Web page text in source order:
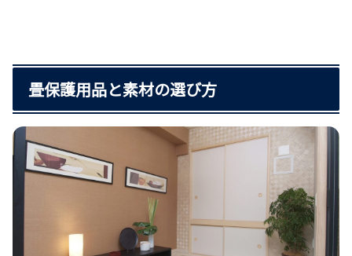
畳保護用品と素材の選び方